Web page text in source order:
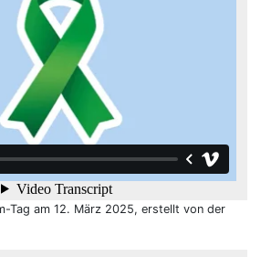
Tag am 12. März 2025, erstellt von der